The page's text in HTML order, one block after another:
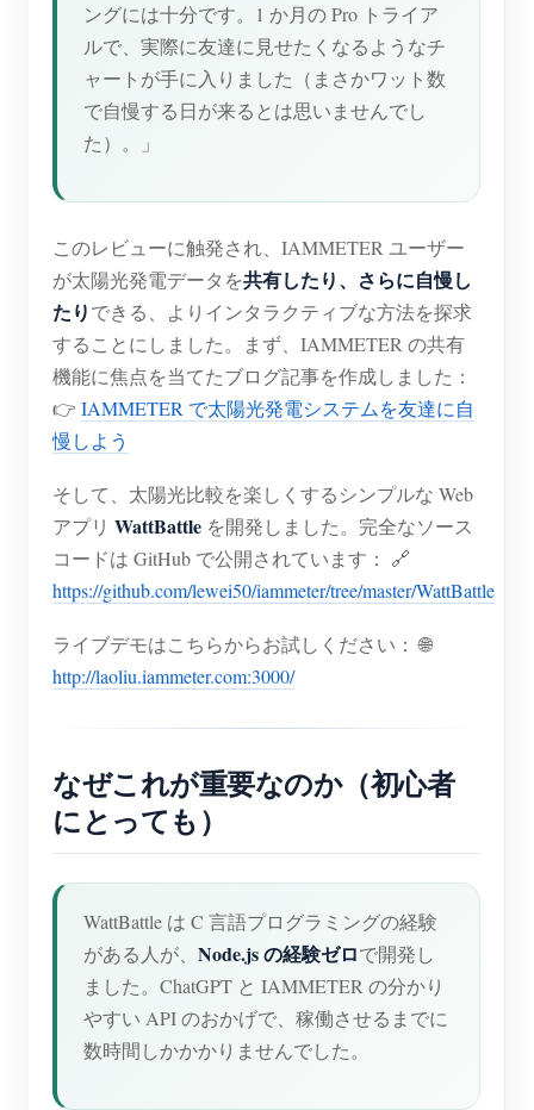
ングには十分です。1 か月の Pro トライア
ルで、実際に友達に見せたくなるようなチ
ャートが手に入りました（まさかワット数
で自慢する日が来るとは思いませんでし
た）。」
このレビューに触発され、IAMMETER ユーザー
が太陽光発電データを共有したり、さらに自慢し
たりできる、よりインタラクティブな方法を探求
することにしました。まず、IAMMETER の共有
機能に焦点を当てたブログ記事を作成しました：
👉 IAMMETER で太陽光発電システムを友達に自
慢しよう
そして、太陽光比較を楽しくするシンプルな Web
アプリ WattBattle を開発しました。完全なソース
コードは GitHub で公開されています： 🔗
https://github.com/lewei50/iammeter/tree/master/WattBattle
ライブデモはこちらからお試しください： 🌐
http://laoliu.iammeter.com:3000/
なぜこれが重要なのか（初心者
にとっても）
WattBattle は C 言語プログラミングの経験
がある人が、 Node.js の経験ゼロで開発し
ました。ChatGPT と IAMMETER の分かり
やすい API のおかげで、稼働させるまでに
数時間しかかかりませんでした。